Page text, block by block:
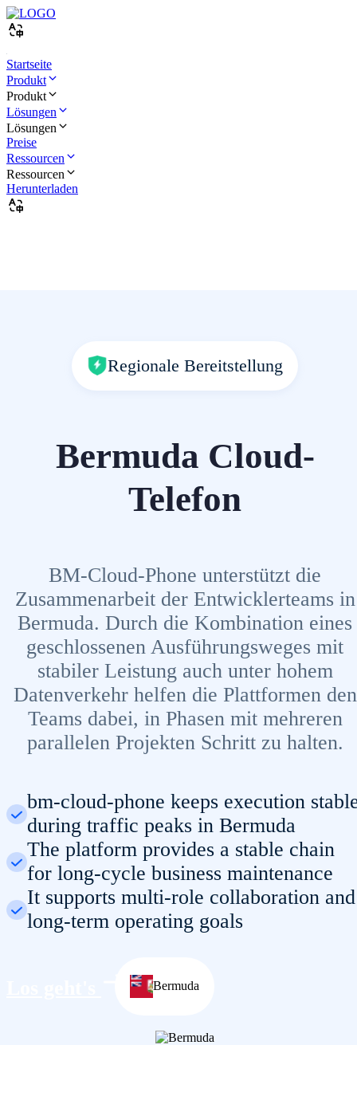
Startseite
Produkt
Produkt
Lösungen
Lösungen
Preise
Ressourcen
Ressourcen
Herunterladen
Regionale Bereitstellung
Bermuda Cloud-
Telefon
BM-Cloud-Phone unterstützt die
Zusammenarbeit der Entwicklerteams in
Bermuda. Durch die Kombination eines
geschlossenen Ausführungsweges mit
stabiler Leistung auch unter hohem
Datenverkehr helfen die Plattformen den
Teams dabei, in Phasen mit mehreren
parallelen Projekten Schritt zu halten.
bm-cloud-phone keeps execution
during traffic peaks in Bermuda
The platform provides a stable chain
for long-cycle business maintenance
It supports multi-role collaboration and
long-term operating goals
Bermuda